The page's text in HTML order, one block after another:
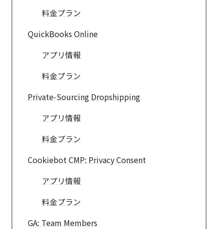
料金プラン
QuickBooks Online
アプリ情報
料金プラン
Private‑Sourcing Dropshipping
アプリ情報
料金プラン
Cookiebot CMP: Privacy Consent
アプリ情報
料金プラン
GA: Team Members